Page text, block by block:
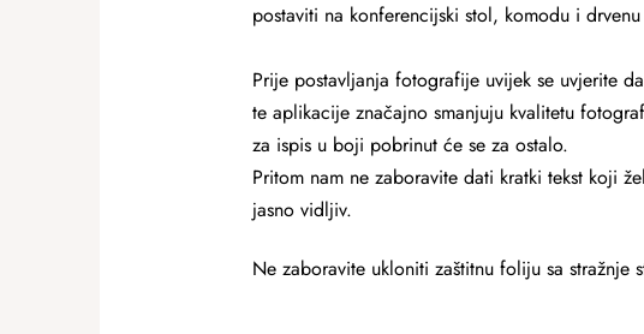
postaviti na konferencijski stol, komodu i
Prije postavljanja fotografije uvijek se uvjerite
te aplikacije značajno smanjuju kvalitetu
za ispis u boji pobrinut će se za ostalo.
Pritom nam ne zaboravite dati kratki tekst koji
jasno vidljiv.
Ne zaboravite ukloniti zaštitnu foliju sa stražnje